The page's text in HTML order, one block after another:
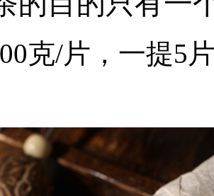
克/片，一提5